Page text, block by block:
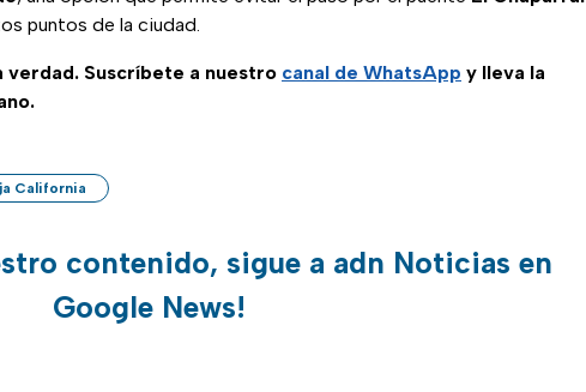
puntos de la ciudad.
verdad. Suscríbete a nuestro canal de WhatsApp y lleva la
California
contenido, sigue a adn Noticias en
Google News!